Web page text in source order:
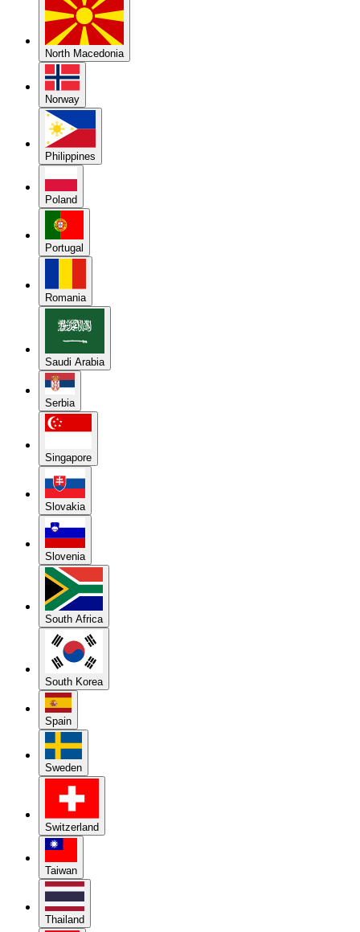
North Macedonia
Norway
Philippines
Poland
Portugal
Romania
Saudi Arabia
Serbia
Singapore
Slovakia
Slovenia
South Africa
South Korea
Spain
Sweden
Switzerland
Taiwan
Thailand